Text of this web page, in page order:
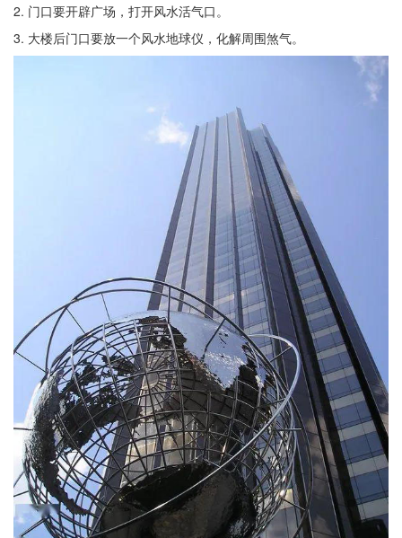
2. 门口要开辟广场，打开风水活气口。
3. 大楼后门口要放一个风水地球仪，化解周围煞气。